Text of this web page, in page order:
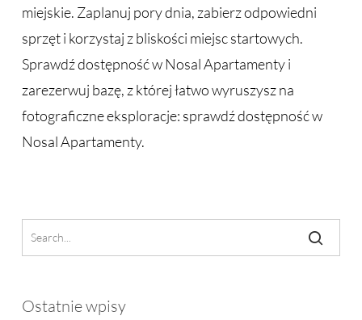
miejskie. Zaplanuj pory dnia, zabierz odpowiedni
sprzęt i korzystaj z bliskości miejsc startowych.
Sprawdź dostępność w Nosal Apartamenty i
zarezerwuj bazę, z której łatwo wyruszysz na
fotograficzne eksploracje: sprawdź dostępność w
Nosal Apartamenty.
Ostatnie wpisy